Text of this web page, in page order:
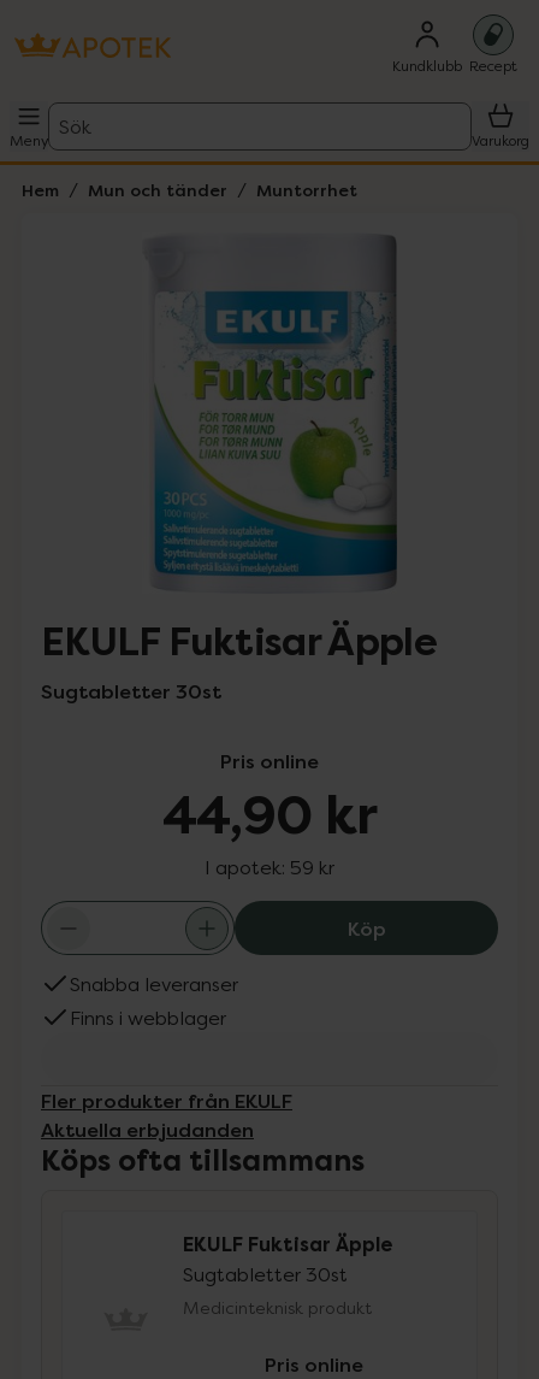
Kundklubb Recept
Meny
Sök
Varukorg
Hem Mun och tänder Muntorrhet
EKULF Fuktisar Äpple
Sugtabletter 30st
Pris online
44,90 kr
I apotek: 59 kr
KöpEKULF
Snabba leveranser
Finns i webblager
Fler produkter från EKULF
Aktuella erbjudanden
Köps ofta tillsammans
EKULF Fuktisar Äpple
Sugtabletter 30st
Medicinteknisk produkt
Pris online